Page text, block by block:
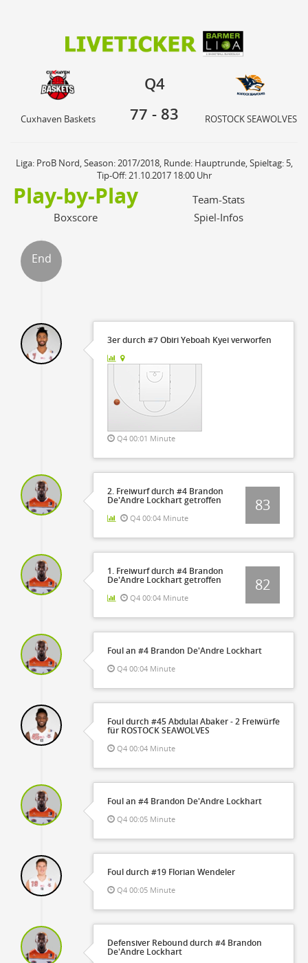
Cuxhaven Baskets ROSTOCK SEAWOLVES
Q4
77 - 83
Cuxhaven Baskets ROSTOCK SEAWOLVES
Liga: ProB Nord, Season: 2017/2018, Runde: Hauptrunde, Spieltag: 5,
Tip-Off: 21.10.2017 18:00 Uhr
Play-by-Play
Team-Stats
Boxscore
Spiel-Infos
End
3er durch #7 Obiri Yeboah Kyei verworfen
Q4 00:01 Minute
2. Freiwurf durch #4 Brandon
De'Andre Lockhart getroffen
Q4 00:04 Minute
83
1. Freiwurf durch #4 Brandon
De'Andre Lockhart getroffen
Q4 00:04 Minute
82
Foul an #4 Brandon De'Andre Lockhart
Q4 00:04 Minute
Foul durch #45 Abdulai Abaker - 2 Freiwürfe
für ROSTOCK SEAWOLVES
Q4 00:04 Minute
Foul an #4 Brandon De'Andre Lockhart
Q4 00:05 Minute
Foul durch #19 Florian Wendeler
Q4 00:05 Minute
Defensiver Rebound durch #4 Brandon
De'Andre Lockhart